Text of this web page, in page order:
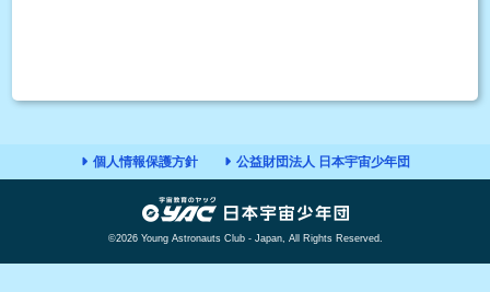
個人情報保護方針 公益財団法人 日本宇宙少年団
©2026 Young Astronauts Club - Japan, All Rights Reserved.